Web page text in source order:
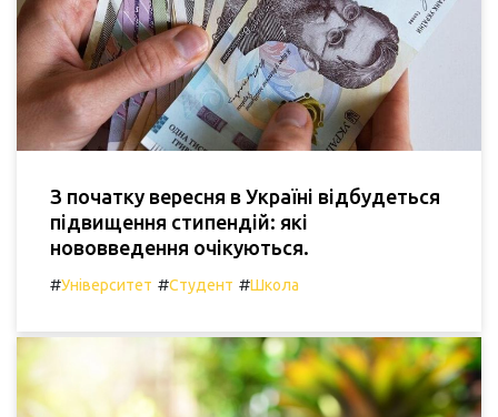
З початку вересня в Україні відбудеться
підвищення стипендій: які
нововведення очікуються.
#Університет #Студент #Школа